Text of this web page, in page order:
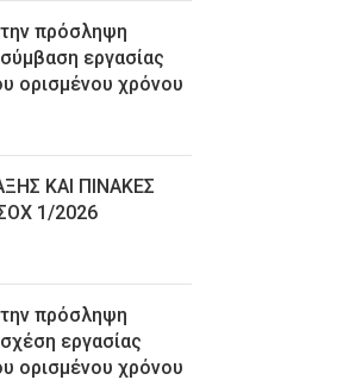
πρόσληψη
εργασίας
ορισμένου χρόνου
ΚΑΙ ΠΙΝΑΚΕΣ
1/2026
πρόσληψη
εργασίας
ορισμένου χρόνου